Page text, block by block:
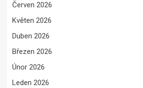
Červen 2026
Květen 2026
Duben 2026
Březen 2026
Únor 2026
Leden 2026